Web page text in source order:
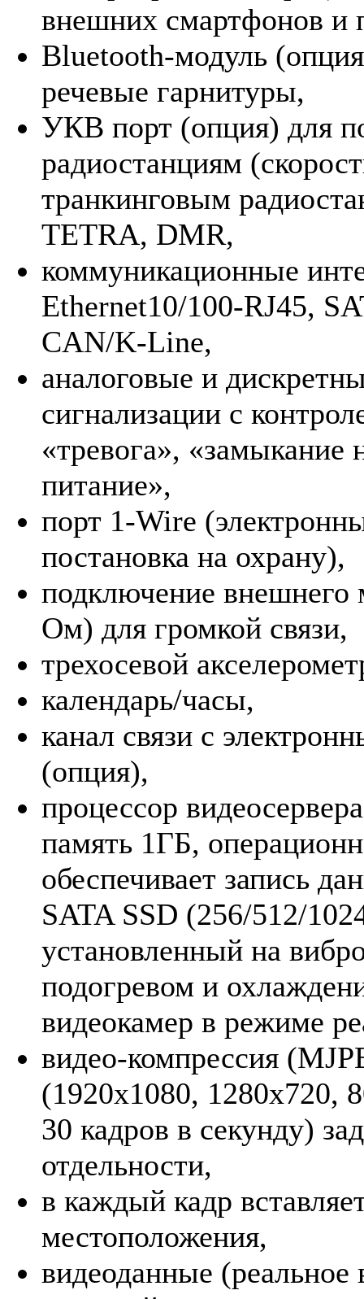
внешних смартфонов и
Bluetooth-модуль
речевые гарнитуры,
УКВ порт (опция) для
радиостанциям
транкинговым
TETRA, DMR,
коммуникационные
Ethernet10/100-RJ45,
CAN/K-Line,
аналоговые и
сигнализации с
«тревога», «замыкание
питание»,
порт 1-Wire
постановка на охрану),
подключение
Ом) для громкой связи,
трехосевой
календарь/часы,
канал связи с
(опция),
процессор
память 1ГБ,
обеспечивает запись
SATA SSD (256/512/
установленный на
подогревом и
видеокамер в режиме
видео-компрессия
(1920х1080, 1280х720,
30 кадров в секунду)
отдельности,
в каждый кадр
местоположения,
видеоданные